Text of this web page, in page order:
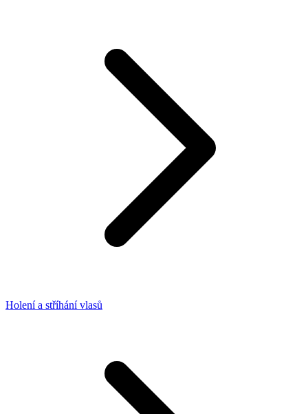
Holení a stříhání vlasů